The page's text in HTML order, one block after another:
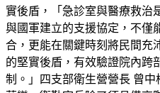
實後盾，「急診室與醫療救治
與國軍建立的支援協定，不僅
合，更能在關鍵時刻將民間充
的堅實後盾，有效驗證院內跨
制。」四支部衛生營營長 曾